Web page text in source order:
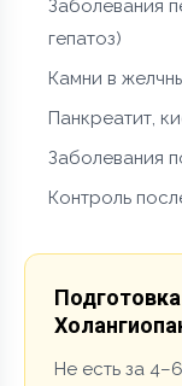
Заболевания
гепатоз)
Камни в
Панкреатит,
Заболевания
Контроль
Не есть за